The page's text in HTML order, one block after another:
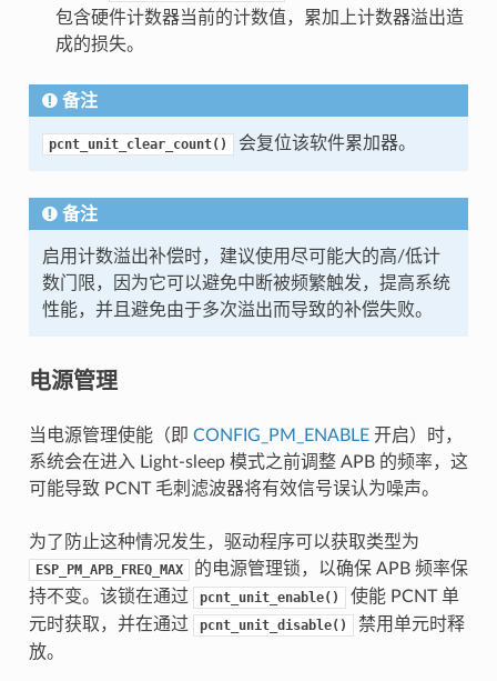
包含硬件计数器当前的计数值，累加上计数器溢出造
成的损失。
备注
pcnt_unit_clear_count() 会复位该软件累加器。
备注
启用计数溢出补偿时，建议使用尽可能大的高/低计
数门限，因为它可以避免中断被频繁触发，提高系统
性能，并且避免由于多次溢出而导致的补偿失败。
电源管理
当电源管理使能（即 CONFIG_PM_ENABLE开启）时，
系统会在进入 Light-sleep 模式之前调整 APB 的频率，这
可能导致 PCNT 毛刺滤波器将有效信号误认为噪声。
为了防止这种情况发生，驱动程序可以获取类型为
ESP_PM_APB_FREQ_MAX
的电源管理锁，以确保 APB 频率保
持不变。该锁在通过
pcnt_unit_enable()
使能 PCNT 单
元时获取，并在通过
pcnt_unit_disable()
禁用单元时释
放。